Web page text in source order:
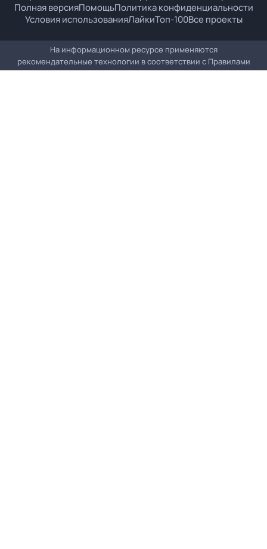
Полная версияПомощьПолитика конфиденциальности
Условия использованияЛайкиТоп-100Все проекты
На информационном ресурсе применяются
рекомендательные технологии в соответствии с Правилами